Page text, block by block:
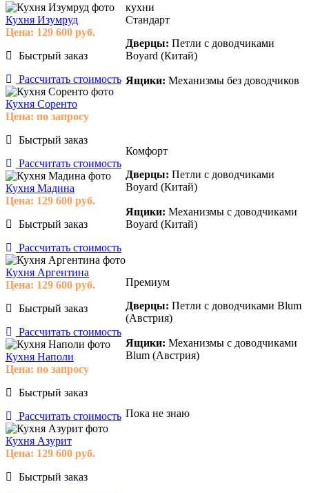
Кухня Изумруд
Цена: 129 600 руб.
Быстрый заказ
Рассчитать стоимость
Кухня Соренто
Цена: по запросу
Быстрый заказ
Рассчитать стоимость
Кухня Мадина
Цена: 129 600 руб.
Быстрый заказ
Рассчитать стоимость
Кухня Аргентина
Цена: 129 600 руб.
Быстрый заказ
Рассчитать стоимость
Кухня Наполи
Цена: по запросу
Быстрый заказ
Рассчитать стоимость
Кухня Азурит
Цена: 129 600 руб.
Быстрый заказ
кухни
Стандарт
Дверцы: Петли с доводчиками
Boyard (Китай)
Ящики: Механизмы без доводчиков
Комфорт
Дверцы: Петли с доводчиками
Boyard (Китай)
Ящики: Механизмы с доводчиками
Boyard (Китай)
Премиум
Дверцы: Петли с доводчиками Blum
(Австрия)
Ящики: Механизмы с доводчиками
Blum (Австрия)
Пока не знаю